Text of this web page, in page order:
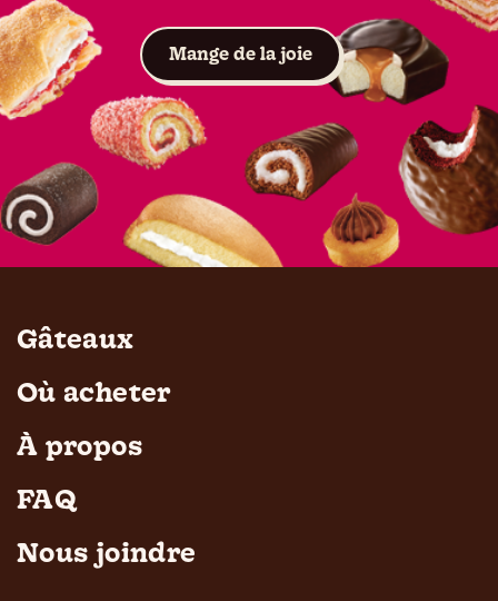
Mange de la joieVoir les gâteaux
Gâteaux
Où acheter
À propos
FAQ
Nous joindre